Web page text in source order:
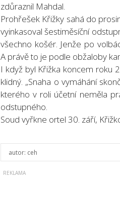
zdůraznil Mahdal.
Prohřešek Křižky sahá do
vyinkasoval šestiměsíční
všechno košér. Jenže po
A právě to je podle obžaloby
I když byl Křižka koncem roku
klidný. „Snaha o vymáhání
kterého v roli účetní neměla
odstupného.
Soud vyřkne ortel 30. září,
autor: ceh